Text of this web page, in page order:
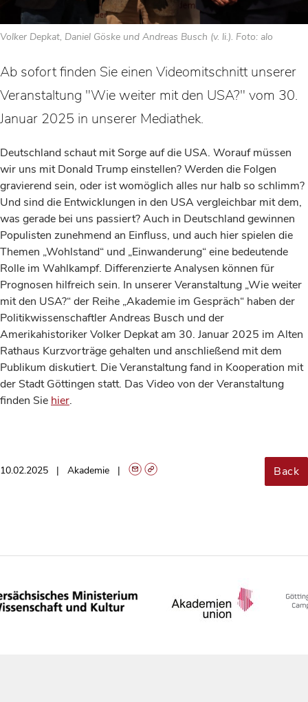
Volker Depkat, Daniel Göske und Andreas Busch (v. li.). Foto: alo
Ab sofort finden Sie einen Videomitschnitt unserer
Veranstaltung "Wie weiter mit den USA?" vom 30.
Januar 2025 in unserer Mediathek.
Deutschland schaut mit Sorge auf die USA. Worauf müssen
wir uns mit Donald Trump einstellen? Werden die Folgen
gravierend sein, oder ist womöglich alles nur halb so schlimm?
Und sind die Entwicklungen in den USA vergleichbar mit dem,
was gerade bei uns passiert? Auch in Deutschland gewinnen
Populisten zunehmend an Einfluss, und auch hier spielen die
Themen „Wohlstand“ und „Einwanderung“ eine bedeutende
Rolle im Wahlkampf. Differenzierte Analysen können für
Prognosen hilfreich sein. In unserer Veranstaltung „Wie weiter
mit den USA?“ der Reihe „Akademie im Gespräch“ haben der
Politikwissenschaftler Andreas Busch und der
Amerikahistoriker Volker Depkat am 30. Januar 2025 im Alten
Rathaus Kurzvorträge gehalten und anschließend mit dem
Publikum diskutiert. Die Veranstaltung fand in Kooperation mit
der Stadt Göttingen statt. Das Video von der Veranstaltung
finden Sie hier.
10.02.2025 Akademie Back